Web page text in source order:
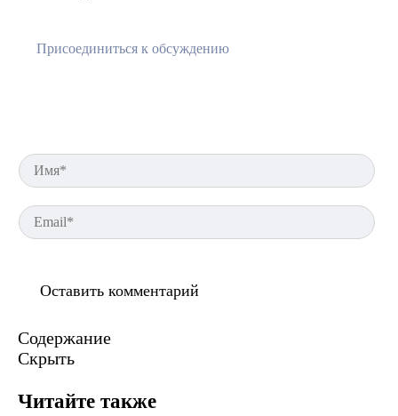
Содержание
Скрыть
Читайте также